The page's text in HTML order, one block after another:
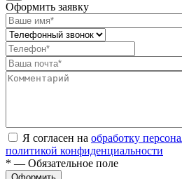
Оформить заявку
Я согласен на обработку
политикой конфиденциальности
* — Обязательное поле